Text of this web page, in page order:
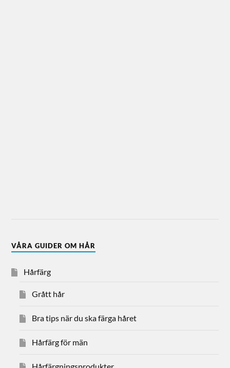
VÅRA GUIDER OM HÅR
Hårfärg
Grått hår
Bra tips när du ska färga håret
Hårfärg för män